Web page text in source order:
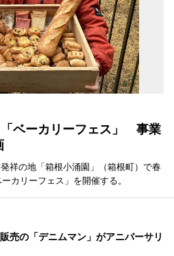
ベーカリーフェス」 事業
祥の地「箱根小涌園」（箱根町）で春
カリーフェス」を開催する。
売の「デニムマン」がアニバーサリ